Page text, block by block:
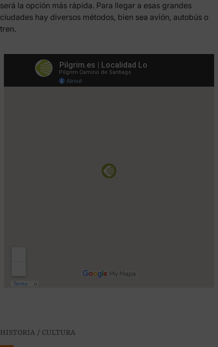
será la opción más rápida. Para llegar a esas grandes
ciudades hay diversos métodos, bien sea avión, autobús o
tren.
HISTORIA / CULTURA